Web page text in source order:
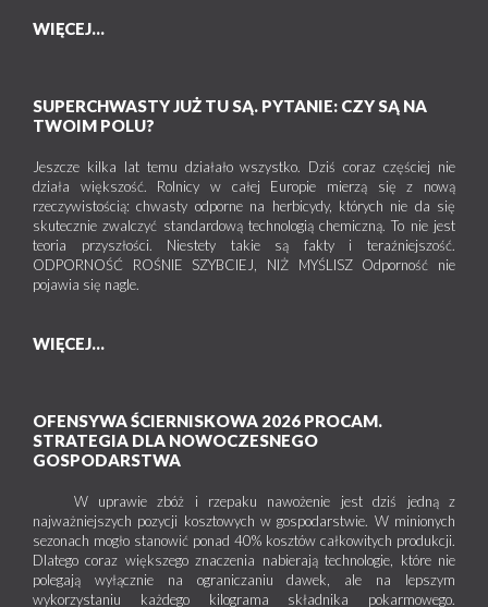
WIĘCEJ...
SUPERCHWASTY JUŻ TU SĄ. PYTANIE: CZY SĄ NA
TWOIM POLU?
Jeszcze kilka lat temu działało wszystko. Dziś coraz częściej nie
działa większość. Rolnicy w całej Europie mierzą się z nową
rzeczywistością: chwasty odporne na herbicydy, których nie da się
skutecznie zwalczyć standardową technologią chemiczną. To nie jest
teoria przyszłości. Niestety takie są fakty i teraźniejszość.
ODPORNOŚĆ ROŚNIE SZYBCIEJ, NIŻ MYŚLISZ Odporność nie
pojawia się nagle.
WIĘCEJ...
OFENSYWA ŚCIERNISKOWA 2026 PROCAM.
STRATEGIA DLA NOWOCZESNEGO
GOSPODARSTWA
W uprawie zbóż i rzepaku nawożenie jest dziś jedną z
najważniejszych pozycji kosztowych w gospodarstwie. W minionych
sezonach mogło stanowić ponad 40% kosztów całkowitych produkcji.
Dlatego coraz większego znaczenia nabierają technologie, które nie
polegają wyłącznie na ograniczaniu dawek, ale na lepszym
wykorzystaniu każdego kilograma składnika pokarmowego.